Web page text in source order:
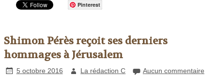
Pinterest
Shimon Pérès reçoit ses derniers
hommages à Jérusalem
5 octobre 2016 La rédaction C Aucun commentaire